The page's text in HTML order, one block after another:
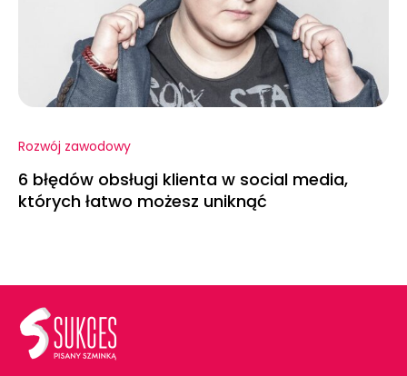
Rozwój zawodowy
6 błędów obsługi klienta w social media,
których łatwo możesz uniknąć